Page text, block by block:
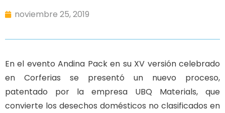
noviembre 25, 2019
En el evento Andina Pack en su XV versión celebrado
en Corferias se presentó un nuevo proceso,
patentado por la empresa UBQ Materials, que
convierte los desechos domésticos no clasificados en